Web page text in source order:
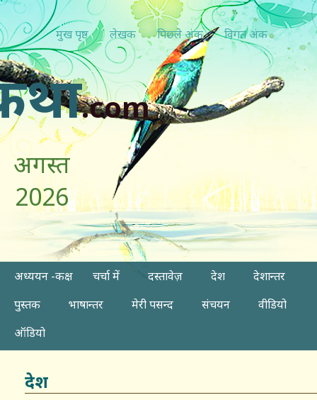
मुख पृष्ठ लेखक पिछ्ले अंक विगत अंक
.com
अगस्त
2026
अध्ययन -कक्ष चर्चा में दस्तावेज़ देश
देशान्तर
पुस्तक
भाषान्तर मेरी पसन्द संचयन
वीडियो
ऑडियो
देश